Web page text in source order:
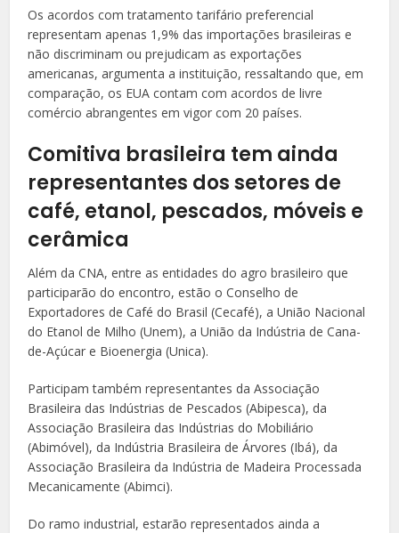
Os acordos com tratamento tarifário preferencial
representam apenas 1,9% das importações brasileiras e
não discriminam ou prejudicam as exportações
americanas, argumenta a instituição, ressaltando que, em
comparação, os EUA contam com acordos de livre
comércio abrangentes em vigor com 20 países.
Comitiva brasileira tem ainda
representantes dos setores de
café, etanol, pescados, móveis e
cerâmica
Além da CNA, entre as entidades do agro brasileiro que
participarão do encontro, estão o Conselho de
Exportadores de Café do Brasil (Cecafé), a União Nacional
do Etanol de Milho (Unem), a União da Indústria de Cana-
de-Açúcar e Bioenergia (Unica).
Participam também representantes da Associação
Brasileira das Indústrias de Pescados (Abipesca), da
Associação Brasileira das Indústrias do Mobiliário
(Abimóvel), da Indústria Brasileira de Árvores (Ibá), da
Associação Brasileira da Indústria de Madeira Processada
Mecanicamente (Abimci).
Do ramo industrial, estarão representados ainda a